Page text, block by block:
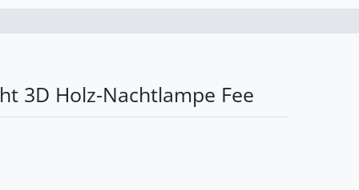
3D Holz-Nachtlampe Fee